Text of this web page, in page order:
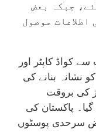
جبکہ بعض
اطلاعات موصول
کواڈ کاپٹر اور
نشانہ بنانے کی
کی بروقت
گیا۔ پاکستان کی
سرحدی پوسٹوں